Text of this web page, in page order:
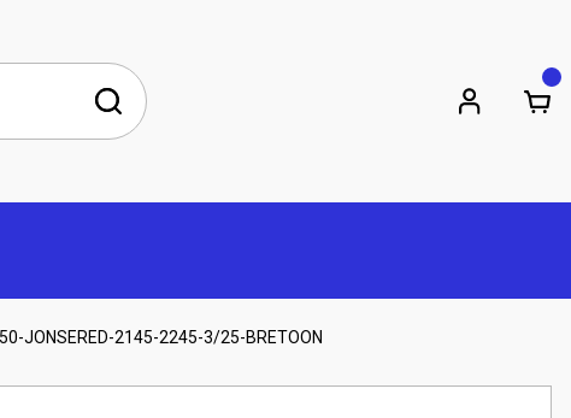
JONSERED-2145-2245-3/25-BRETOON